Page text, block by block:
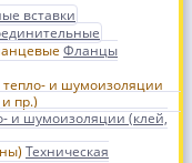
вставки
Фланцы
и шумоизоляции (клей,
Техническая